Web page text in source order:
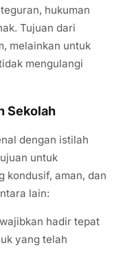
hukuman
Tujuan dari
melainkan untuk
mengulangi
Sekolah
dengan istilah
untuk
kondusif, aman, dan
lain:
hadir tepat
yang telah